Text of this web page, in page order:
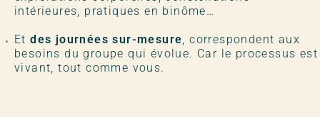
intérieures, pratiques en binôme…
Etdes journées sur-mesure, correspondent aux
besoins du groupe qui évolue. Car le processus est
vivant, tout comme vous.